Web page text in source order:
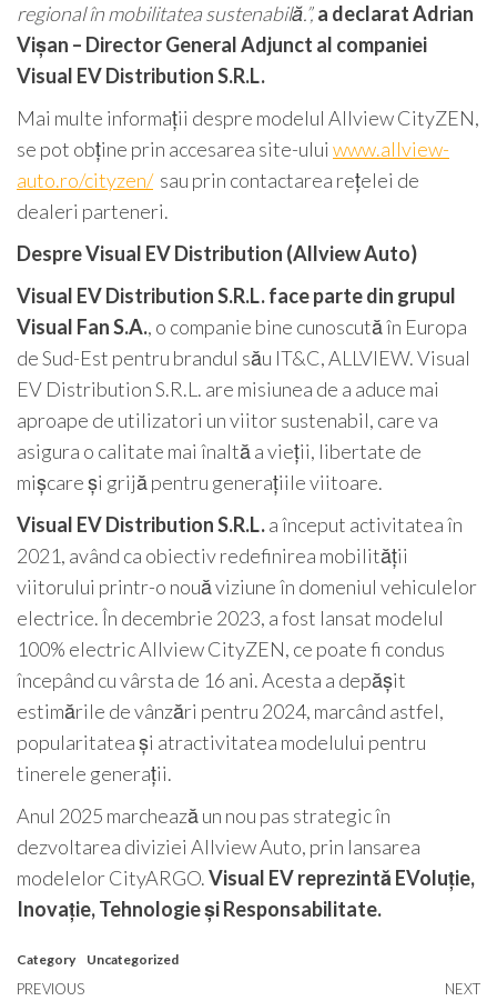
regional în mobilitatea sustenabilă.”,a declarat Adrian
Vișan – Director General Adjunct al companiei
Visual EV Distribution S.R.L.
Mai multe informații despre modelul Allview CityZEN,
se pot obține prin accesarea site-ului www.allview-
auto.ro/cityzen/sau prin contactarea rețelei de
dealeri parteneri.
Despre Visual EV Distribution (Allview Auto)
Visual EV Distribution S.R.L. face parte din grupul
Visual Fan S.A., o companie bine cunoscută în Europa
de Sud-Est pentru brandul său IT&C, ALLVIEW. Visual
EV Distribution S.R.L. are misiunea de a aduce mai
aproape de utilizatori un viitor sustenabil, care va
asigura o calitate mai înaltă a vieții, libertate de
mișcare și grijă pentru generațiile viitoare.
Visual EV Distribution S.R.L.a început activitatea în
2021, având ca obiectiv redefinirea mobilității
viitorului printr-o nouă viziune în domeniul vehiculelor
electrice. În decembrie 2023, a fost lansat modelul
100% electric Allview CityZEN, ce poate fi condus
începând cu vârsta de 16 ani. Acesta a depășit
estimările de vânzări pentru 2024, marcând astfel,
popularitatea și atractivitatea modelului pentru
tinerele generații.
Anul 2025 marchează un nou pas strategic în
dezvoltarea diviziei Allview Auto, prin lansarea
modelelor CityARGO.Visual EV reprezintă EVoluție,
Inovație, Tehnologie și Responsabilitate.
Category Uncategorized
Previous
PREVIOUS NEXT